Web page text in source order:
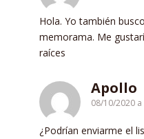
Hola. Yo también
memorama. Me
raíces
Apollo
08/10/2020 a
¿Podrían enviarme el